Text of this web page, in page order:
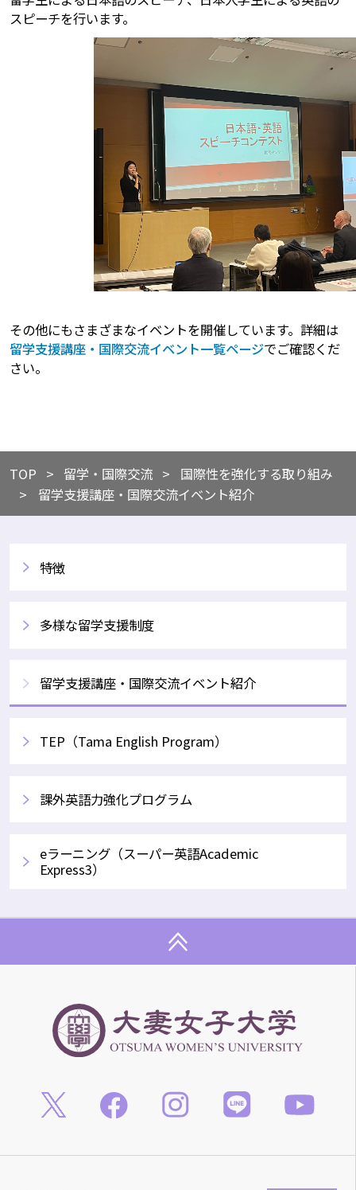
スピーチを行います。
その他にもさまざまなイベントを開催しています。詳細は
留学支援講座・国際交流イベント一覧ページでご確認くだ
さい。
TOP ​​留学・国際交流
​国際性を強化する取り組み
留学支援講座・国際交流イベント紹介
特徴
多様な留学支援制度
留学支援講座・国際交流イベント紹介
TEP（Tama English Program）
課外英語力強化プログラム
eラーニング（スーパー英語Academic
Express3）